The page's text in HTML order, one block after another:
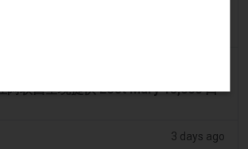
阿联酋全境提供 Lost Mary 15,000 口
3 days ago